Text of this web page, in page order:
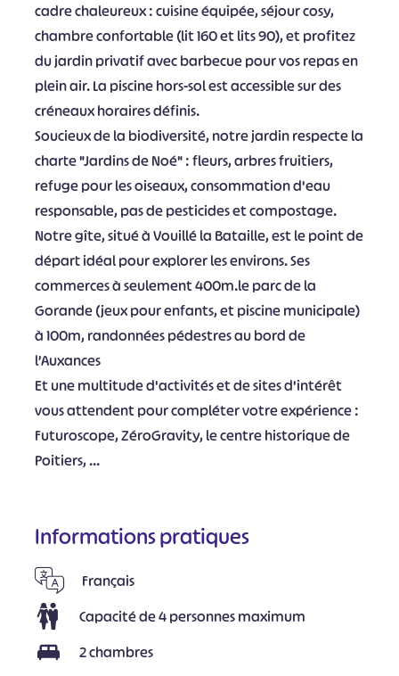
cadre chaleureux : cuisine équipée, séjour cosy,
chambre confortable (lit 160 et lits 90), et profitez
du jardin privatif avec barbecue pour vos repas en
plein air. La piscine hors-sol est accessible sur des
créneaux horaires définis.
Soucieux de la biodiversité, notre jardin respecte la
charte "Jardins de Noé" : fleurs, arbres fruitiers,
refuge pour les oiseaux, consommation d'eau
responsable, pas de pesticides et compostage.
Notre gîte, situé à Vouillé la Bataille, est le point de
départ idéal pour explorer les environs. Ses
commerces à seulement 400m.le parc de la
Gorande (jeux pour enfants, et piscine municipale)
à 100m, randonnées pédestres au bord de
l’Auxances
Et une multitude d'activités et de sites d'intérêt
vous attendent pour compléter votre expérience :
Futuroscope, ZéroGravity, le centre historique de
Poitiers, ...
Informations pratiques
Français
Capacité de 4 personnes maximum
2 chambres